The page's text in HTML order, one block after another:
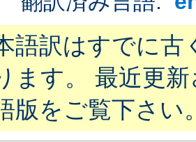
語訳はすでに古
ます。 最近更
版をご覧下さい